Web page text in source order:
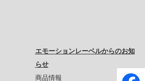
エモーションレーベルからのお知
らせ
商品情報